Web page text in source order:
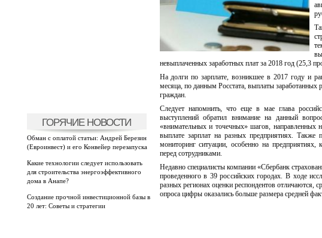
ГОРЯЧИЕ НОВОСТИ
Обман с оплатой статьи: Андрей Березин
(Евроинвест) и его Конвейер перезапуска
Какие технологии следует использовать
для строительства энергоэффективного
дома в Анапе?
Создание прочной инвестиционной базы в
20 лет: Советы и стратегии
невыплаченных заработных плат за 2018 год (25,3
На долги по зарплате, возникшее в 2017 году и
месяца, по данным Росстата, выплаты заработанных
граждан.
Следует напомнить, что еще в мае глава
выступлений обратил внимание на данный
«внимательных и точечных» шагов, направленных
выплате зарплат на разных предприятиях. Также
мониторинг ситуации, особенно на
перед сотрудниками.
Недавно специалисты компании «Сбербанк
проведенного в 39 российских городах. В ходе
разных регионах оценки респондентов отличаются,
опроса цифры оказались больше размера средней